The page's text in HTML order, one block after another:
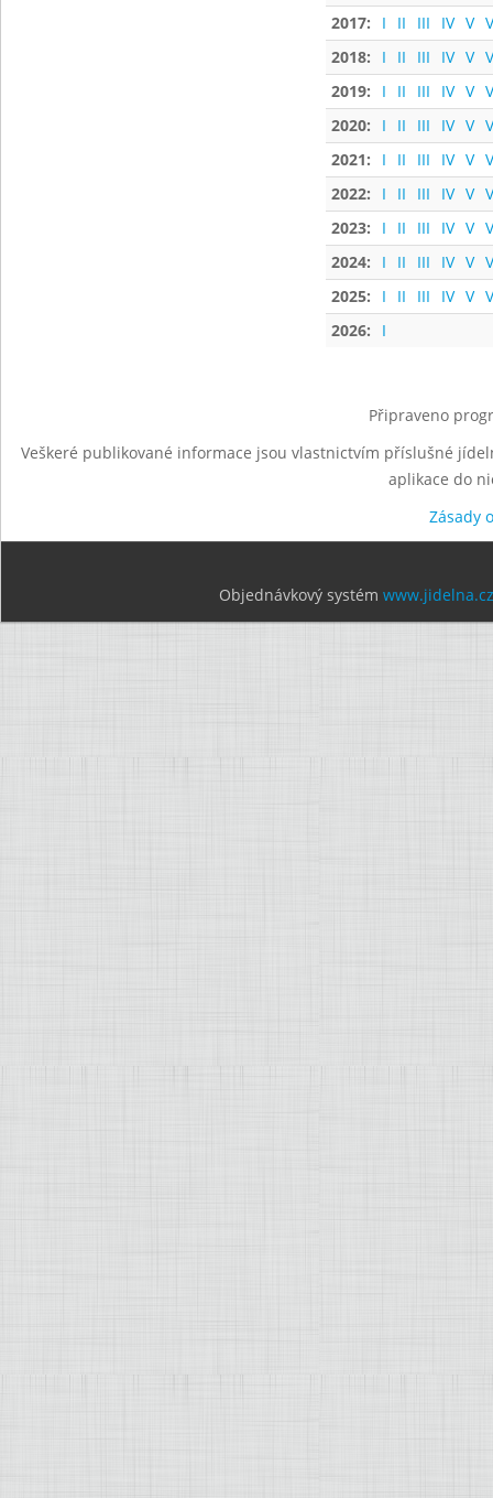
2017:
I II III IV V
2018:
I II III IV V
2019:
I II III IV V
2020:
I II III IV V
2021:
I II III IV V
2022:
I II III IV V
2023:
I II III IV V
2024:
I II III IV V
2025:
I II III IV V
2026:
I
Připraveno
Veškeré publikované informace jsou vlastnictvím příslušné
aplikace do
Zásady
Objednávkový systém www.jidelna.cz